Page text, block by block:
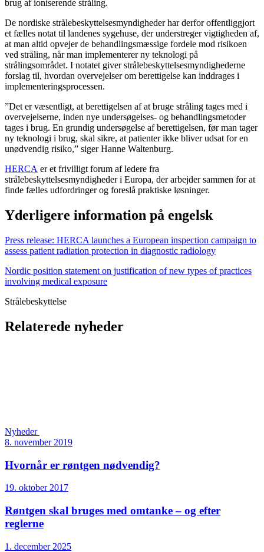
brug af ioniserende stråling.
De nordiske strålebeskyttelsesmyndigheder har derfor offentliggjort
et fælles notat til landenes sygehuse, der understreger vigtigheden af,
at man altid opvejer de behandlingsmæssige fordele mod risikoen
ved stråling, når man implementerer ny teknologi på
strålingsområdet. I notatet giver strålebeskyttelsesmyndighederne
forslag til, hvordan overvejelser om berettigelse kan inddrages i
implementeringsprocessen.
”Det er væsentligt, at berettigelsen af at bruge stråling tages med i
overvejelserne, inden nye undersøgelses- og behandlingsmetoder
tages i brug. En grundig undersøgelse af berettigelsen, før man tager
ny teknologi i brug, skal sikre, at patienter ikke bliver udsat for en
unødvendig risiko,” siger Hanne Waltenburg.
HERCA er et frivilligt forum af ledere fra
strålebeskyttelsesmyndigheder i Europa, der arbejder sammen for at
finde fælles udfordringer og foreslå praktiske løsninger.
Yderligere information på engelsk
Press release: HERCA launches a European inspection campaign to
assess patient radiation protection in diagnostic radiology
Nordic position statement on justification of new types of practices
involving medical exposure
Strålebeskyttelse
Relaterede nyheder
Nyheder
8. november 2019
Hvornår er røntgen nødvendig?
19. oktober 2017
Røntgen skal bruges med omtanke – og efter
reglerne
1. december 2025